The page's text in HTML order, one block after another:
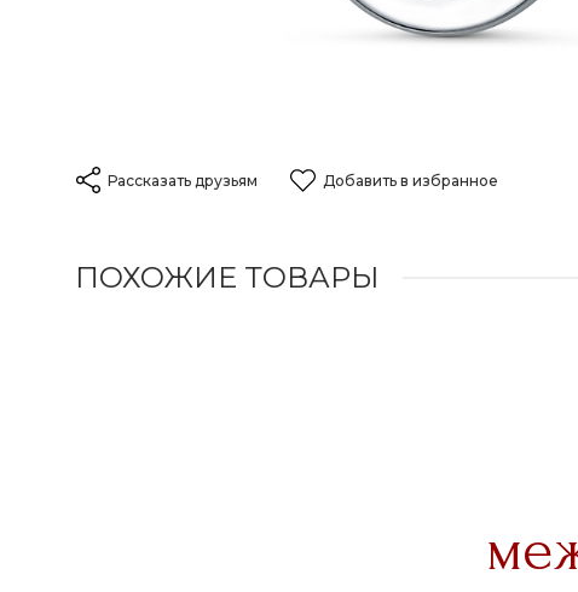
Рассказать друзьям Добавить в избранное
ПОХОЖИЕ ТОВАРЫ